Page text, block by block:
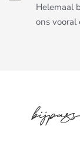
Helemaal
ons vooral